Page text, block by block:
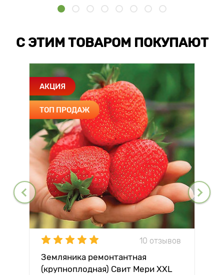
С ЭТИМ ТОВАРОМ ПОКУПАЮТ
АКЦИЯ
ТОП ПРОДАЖ
10 отзывов
Земляника ремонтантная
(крупноплодная) Свит Мери XXL